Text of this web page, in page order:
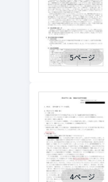
5ページ
4ページ